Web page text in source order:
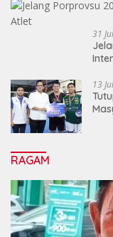
31
13
RAGAM